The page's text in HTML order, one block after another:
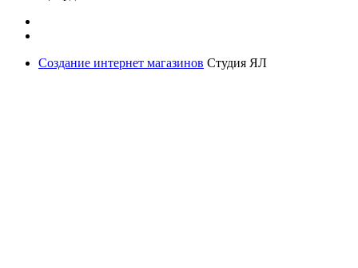
Создание интернет магазинов Студия ЯЛ